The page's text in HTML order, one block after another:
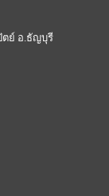
ตย์ อ.ธัญบุรี